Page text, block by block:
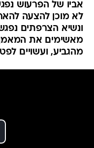
אביו של הפרעוש
לא מוכן להצעה
ונשיא הצרפתים
מאשימים את המאמן
מהגביע, ועשויים